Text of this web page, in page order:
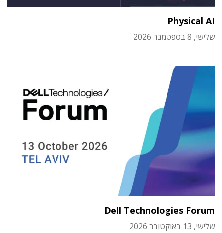
Physical AI
שלישי, 8 בספטמבר 2026
Dell Technologies Forum
שלישי, 13 באוקטובר 2026